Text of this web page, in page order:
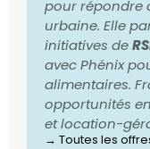
pour répondre
urbaine. Elle
initiatives de
avec Phénix
alimentaires.
opportunités
et location-
→ Toutes les